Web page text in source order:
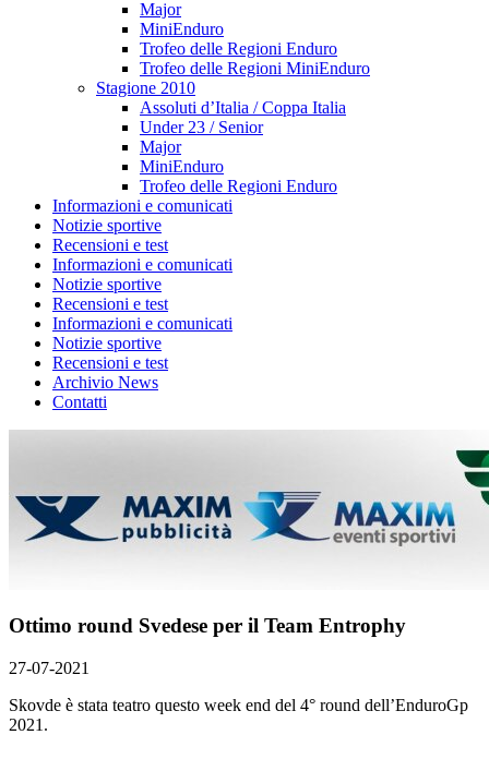
Major
MiniEnduro
Trofeo delle Regioni Enduro
Trofeo delle Regioni MiniEnduro
Stagione 2010
Assoluti d’Italia / Coppa Italia
Under 23 / Senior
Major
MiniEnduro
Trofeo delle Regioni Enduro
Informazioni e comunicati
Notizie sportive
Recensioni e test
Informazioni e comunicati
Notizie sportive
Recensioni e test
Informazioni e comunicati
Notizie sportive
Recensioni e test
Archivio News
Contatti
Ottimo round Svedese per il Team Entrophy
27-07-2021
Skovde è stata teatro questo week end del 4° round dell’EnduroGp
2021.